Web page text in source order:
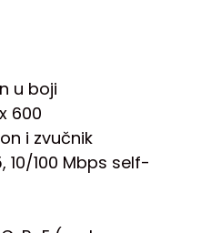
u boji
600
i zvučnik
10/100 Mbps self-